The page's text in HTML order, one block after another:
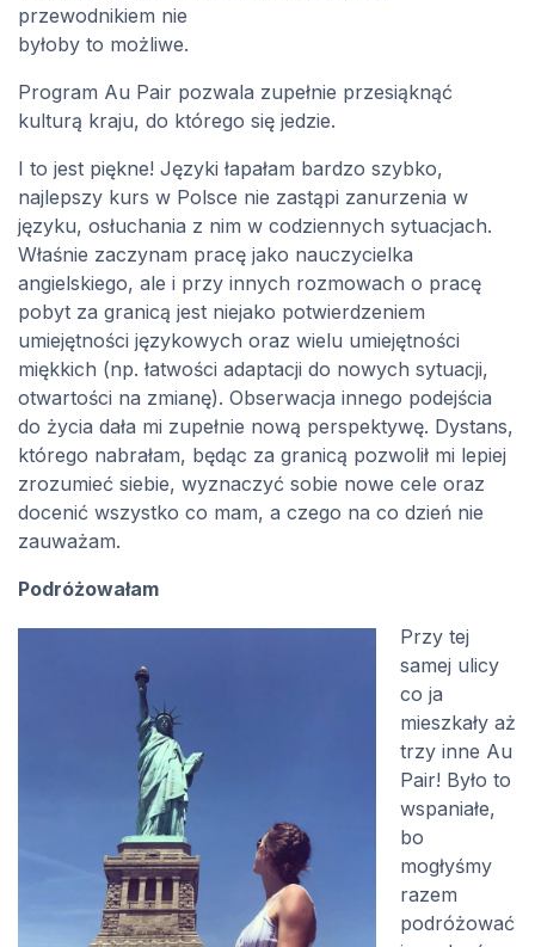
przewodnikiem nie
byłoby to możliwe.
Program Au Pair pozwala zupełnie przesiąknąć
kulturą kraju, do którego się jedzie.
I to jest piękne! Języki łapałam bardzo szybko,
najlepszy kurs w Polsce nie zastąpi zanurzenia w
języku, osłuchania z nim w codziennych sytuacjach.
Właśnie zaczynam pracę jako nauczycielka
angielskiego, ale i przy innych rozmowach o pracę
pobyt za granicą jest niejako potwierdzeniem
umiejętności językowych oraz wielu umiejętności
miękkich (np. łatwości adaptacji do nowych sytuacji,
otwartości na zmianę). Obserwacja innego podejścia
do życia dała mi zupełnie nową perspektywę. Dystans,
którego nabrałam, będąc za granicą pozwolił mi lepiej
zrozumieć siebie, wyznaczyć sobie nowe cele oraz
docenić wszystko co mam, a czego na co dzień nie
zauważam.
Podróżowałam
Przy tej
samej ulicy
co ja
mieszkały aż
trzy inne Au
Pair! Było to
wspaniałe,
bo
mogłyśmy
razem
podróżować